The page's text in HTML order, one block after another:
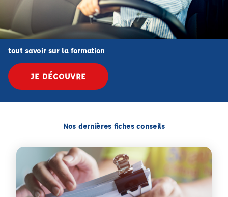
tout savoir sur la formation
JE DÉCOUVRE
Nos dernières fiches conseils